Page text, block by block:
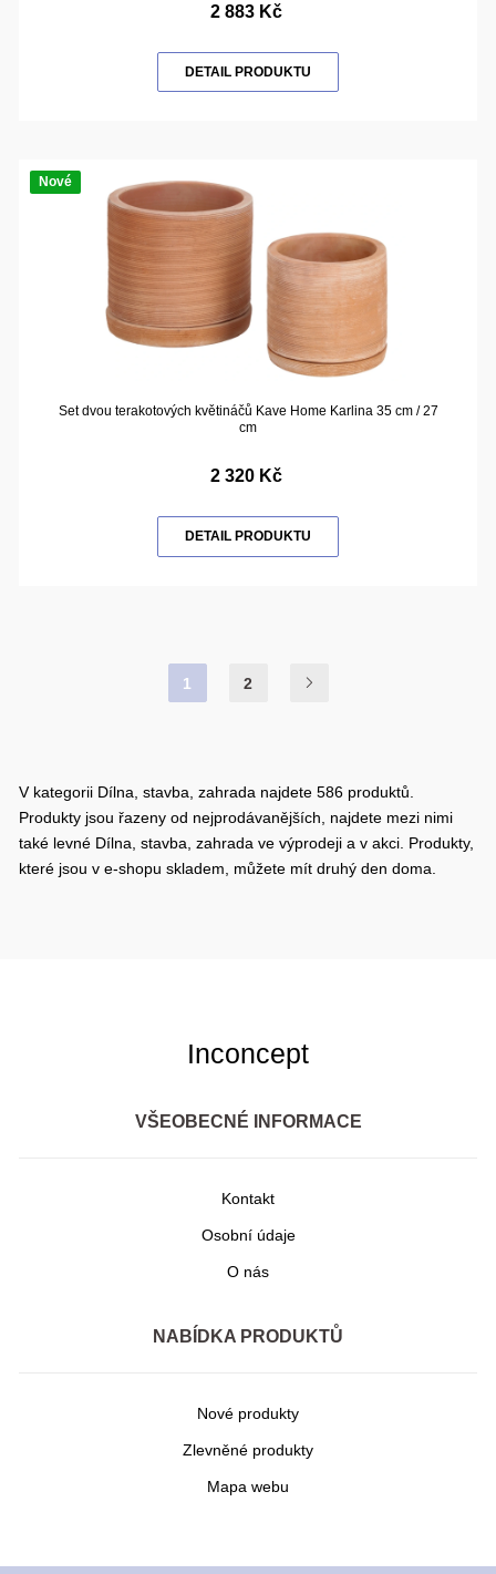
2 883 Kč
DETAIL PRODUKTU
Nové
Set dvou terakotových květináčů Kave Home Karlina 35 cm / 27
cm
2 320 Kč
DETAIL PRODUKTU
1 2
V kategorii Dílna, stavba, zahrada najdete 586 produktů.
Produkty jsou řazeny od nejprodávanějších, najdete mezi nimi
také levné Dílna, stavba, zahrada ve výprodeji a v akci. Produkty,
které jsou v e-shopu skladem, můžete mít druhý den doma.
Inconcept
VŠEOBECNÉ INFORMACE
Kontakt
Osobní údaje
O nás
NABÍDKA PRODUKTŮ
Nové produkty
Zlevněné produkty
Mapa webu